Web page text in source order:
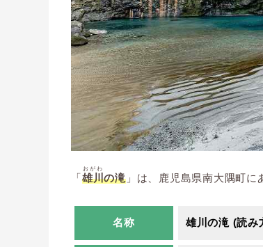
「雄川
おがわ
の滝」は、鹿児島県南大隅町に
名称 雄川の滝 (読み